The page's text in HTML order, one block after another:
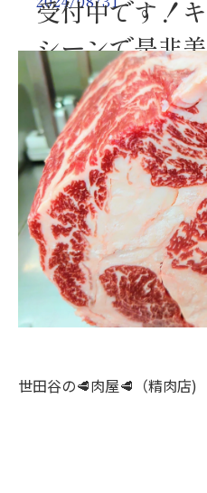
受付中です！
シーンで是非
お試し下さい。
世田谷の🥩肉屋🥩（精肉店)